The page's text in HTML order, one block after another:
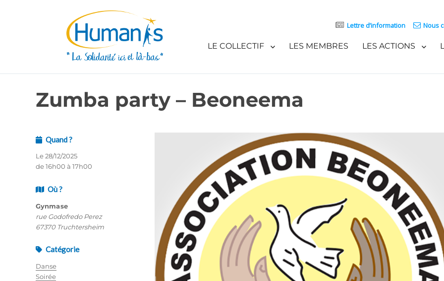
Lettre d’information Nous
LE COLLECTIF LES MEMBRES LES ACTIONS
Zumba party – Beoneema
Quand ?
Le 28/12/2025
de 16h00 à 17h00
Où ?
Gynmase
rue Godofredo Perez
67370 Truchtersheim
Catégorie
Danse
Soirée